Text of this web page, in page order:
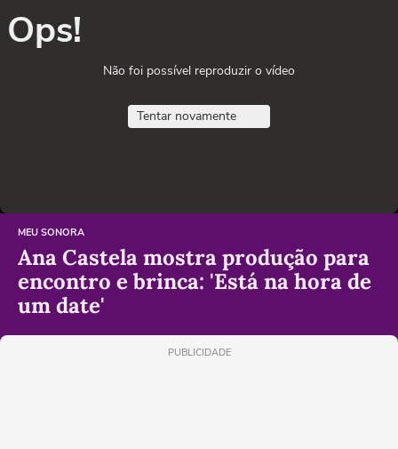
Ops!
Não foi possível reproduzir o vídeo
Tentar novamente
MEU SONORA
Ana Castela mostra produção para
encontro e brinca: 'Está na hora de
um date'
PUBLICIDADE